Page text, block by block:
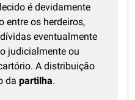
é devidamente
entre os herdeiros,
eventualmente
judicialmente ou
A distribuição
dapartilha.